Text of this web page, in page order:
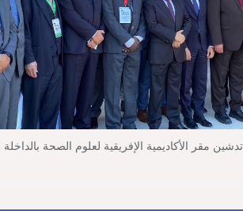
تدشين مقر الأكاديمية الإفريقية لعلوم الصحة بالداخلة